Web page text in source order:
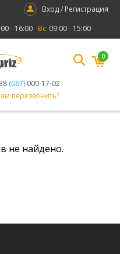
Вход / Регистрация
- 16:00 Вс: 09:00 - 15:00
(067) 000-17-02
перезвонить?
0
не найдено.